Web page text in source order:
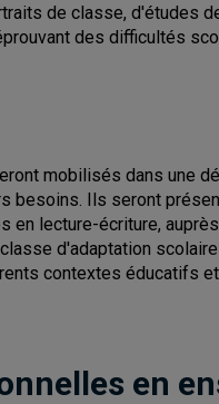
de classe, d'études
des difficultés
mobilisés dans une
besoins. Ils seront
en lecture-écriture,
d'adaptation
contextes éducatifs
en